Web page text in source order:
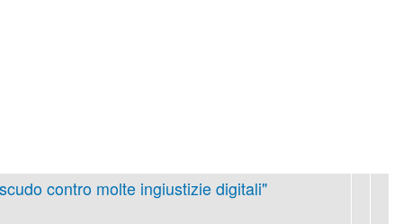
contro molte ingiustizie digitali"